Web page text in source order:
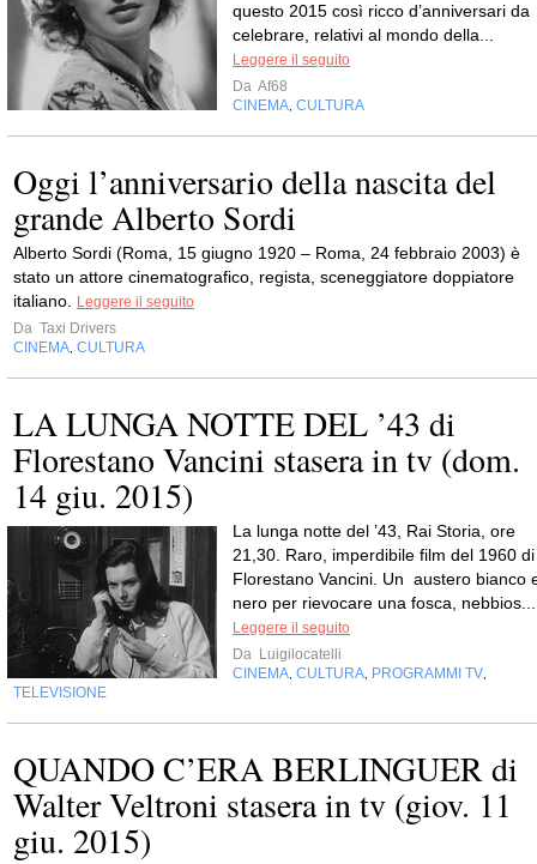
questo 2015 così ricco d’anniversari da
celebrare, relativi al mondo della...
Leggere il seguito
Da Af68
CINEMA CULTURA
Oggi l’anniversario della nascita del
grande Alberto Sordi
Alberto Sordi (Roma, 15 giugno 1920 – Roma, 24 febbraio 2003) è
stato un attore cinematografico, regista, sceneggiatore doppiatore
italiano.
Leggere il seguito
Da Taxi Drivers
CINEMA CULTURA
LA LUNGA NOTTE DEL ’43 di
Florestano Vancini stasera in tv (dom.
14 giu. 2015)
La lunga notte del ’43, Rai Storia, ore
21,30. Raro, imperdibile film del 1960 di
Florestano Vancini. Un austero bianco
nero per rievocare una fosca, nebbios...
Leggere il seguito
Da Luigilocatelli
CINEMA CULTURA PROGRAMMI TV
TELEVISIONE
QUANDO C’ERA BERLINGUER di
Walter Veltroni stasera in tv (giov. 11
giu. 2015)